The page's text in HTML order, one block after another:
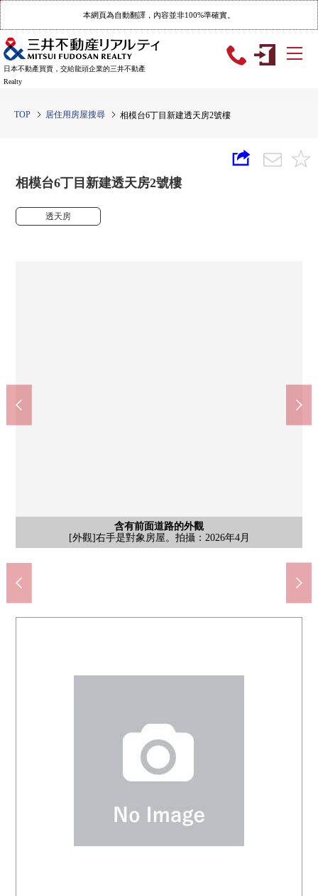
本網頁為自動翻譯，內容並非100%準確實。
日本不動產買賣，交給龍頭企業的三井不動產
Realty
TOP 居住用房屋搜尋 相模台6丁目新建透天房2號樓
相模台6丁目新建透天房2號樓
透天房
含有前面道路的外觀
[外觀]右手是對象房屋。拍攝：2026年4月
外觀
[外觀]拍攝：2026年4月
外觀
[外觀]拍攝：2026年4月
外觀
[外觀]拍攝：2026年4月
含有前面道路的外觀
[外觀]前面道路有約6.3m和開放感覺。拍攝：2026年4月
含有前面道路的外觀
[外觀]拍攝：2026年4月
停車場
[停車場]拍攝：2026年4月
含有前面道路的外觀
[外觀]拍攝：2026年4月
含有前面道路的外觀
[外觀]拍攝：2026年4月
TOP相模台商店(約200m)
sanwa相模台商店(約740m)
7-Eleven相模原相模台6丁目商店(約220m)
全家便利店Sun相模台5丁目商店(約490m)
相模原雙葉郵局(約1030m)
北村家庭診所(約510m)
相模原市立嫩草小學(約735m)
相模原市立嫩草中學(約310m)